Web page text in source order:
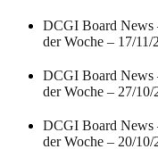
DCGI Board News
der Woche – 17/11/
DCGI Board News
der Woche – 27/10/
DCGI Board News
der Woche – 20/10/